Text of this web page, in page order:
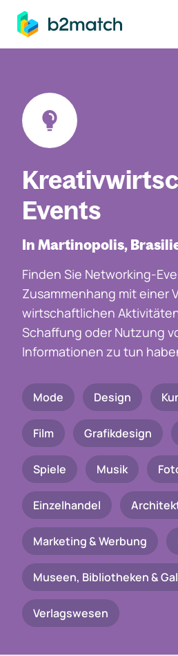
springen
Events
In Martinopolis,
Finden Sie Networking-
Zusammenhang mit einer
wirtschaftlichen
Schaffung oder Nutzung
Informationen zu tun
Mode Design
Film Grafikdesign
Spiele Musik
Einzelhandel
Marketing & Werbung
Museen, Bibliotheken &
Verlagswesen